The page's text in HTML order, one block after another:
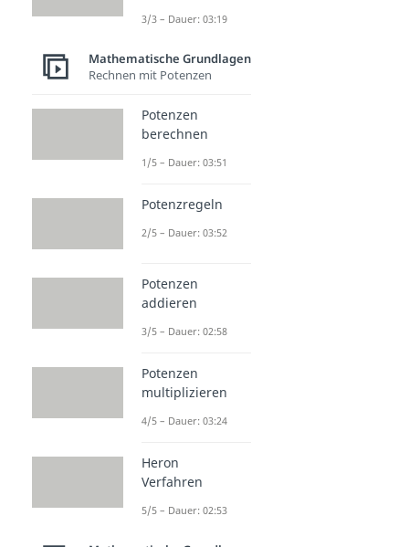
3/3 – Dauer: 03:19
Mathematische Grundlagen
Rechnen mit Potenzen
Potenzen
berechnen
1/5 – Dauer: 03:51
Potenzregeln
2/5 – Dauer: 03:52
Potenzen
addieren
3/5 – Dauer: 02:58
Potenzen
multiplizieren
4/5 – Dauer: 03:24
Heron
Verfahren
5/5 – Dauer: 02:53